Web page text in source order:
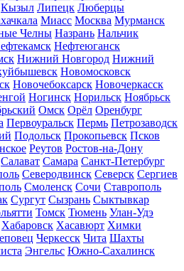
Кызыл Липецк Люберцы
Миасс Москва Мурманск
Челны Назрань Нальчик
Нефтеюганск
Нижний Новгород Нижний
Новомосковск
Новочебоксарск Новочеркасск
Ногинск Норильск Ноябрьск
Омск Орёл Оренбург
Первоуральск Пермь Петрозаводск
Подольск Прокопьевск Псков
Реутов Ростов-на-Дону
Салават Самара Санкт-Петербург
Северодвинск Северск Сергиев
Смоленск Сочи Ставрополь
Сургут Сызрань Сыктывкар
Томск Тюмень Улан-Удэ
Хабаровск Хасавюрт Химки
Черкесск Чита Шахты
Энгельс Южно-Сахалинск